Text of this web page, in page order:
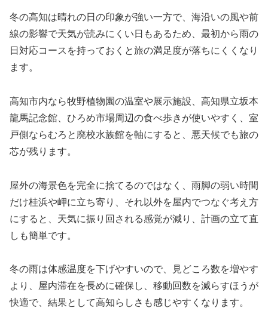
冬の高知は晴れの日の印象が強い一方で、海沿いの風や前
線の影響で天気が読みにくい日もあるため、最初から雨の
日対応コースを持っておくと旅の満足度が落ちにくくなり
ます。
高知市内なら牧野植物園の温室や展示施設、高知県立坂本
龍馬記念館、ひろめ市場周辺の食べ歩きが使いやすく、室
戸側ならむろと廃校水族館を軸にすると、悪天候でも旅の
芯が残ります。
屋外の海景色を完全に捨てるのではなく、雨脚の弱い時間
だけ桂浜や岬に立ち寄り、それ以外を屋内でつなぐ考え方
にすると、天気に振り回される感覚が減り、計画の立て直
しも簡単です。
冬の雨は体感温度を下げやすいので、見どころ数を増やす
より、屋内滞在を長めに確保し、移動回数を減らすほうが
快適で、結果として高知らしさも感じやすくなります。